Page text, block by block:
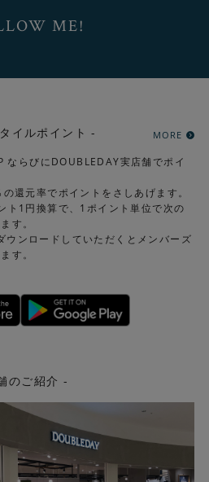
ME!
イルポイント - MORE
ならびにDOUBLEDAY実店舗でポイ
還元率でポイントをさしあげます。
ト1円換算で、1ポイント単位で次の
す。
ウンロードしていただくとメンバーズ
す。
のご紹介 -